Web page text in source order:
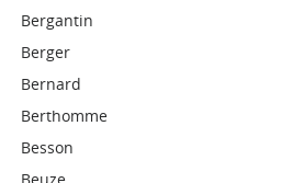
Bergantin
Berger
Bernard
Berthomme
Besson